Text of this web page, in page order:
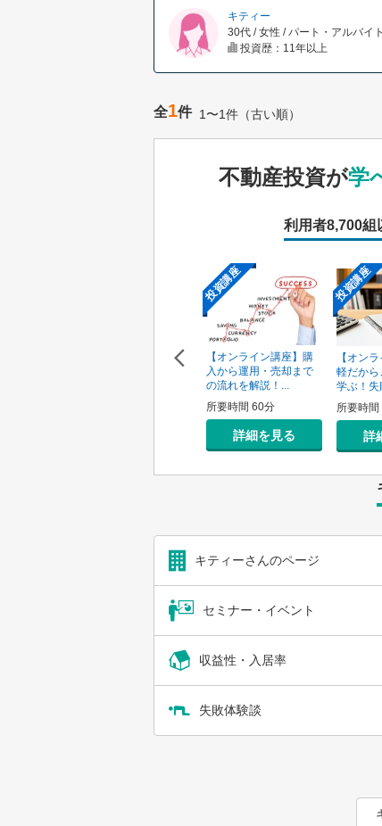
キティー
30代 / 女性 / パート・アルバイト
投資歴：11年以上
全1件 1〜1件（古い順）
不動産投資が学
利用者8,700組
【オンライン講座】次
投資講座
【オンライン講座】購
入から運用・売却まで
の流れを解説！...
所要時間 60分
詳細を見る
投資講座
【オン
軽だから
学ぶ！失
所要時
詳
キティーさんのページ
セミナー・イベント
収益性・入居率
失敗体験談